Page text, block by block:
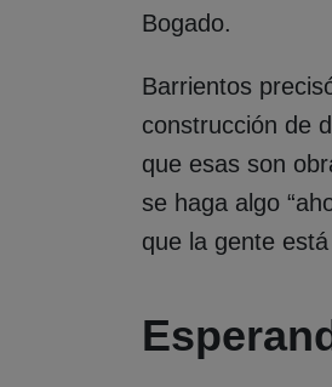
Bogado.
Barrientos
construcción de
que esas son
se haga algo
que la gente